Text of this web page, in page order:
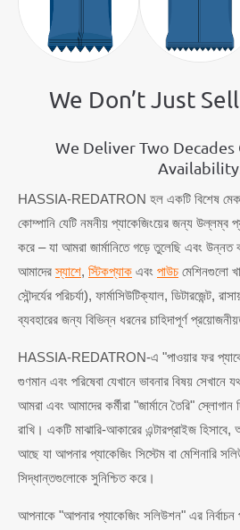
We Don’t Just
We Deliver Two
Availability.
HASSIA-REDATRON হল একটি বিশেষ
কোম্পানি যেটি নমনীয় প্যাকেজিংয়ের জন্য উল্লম্ব
করে – যা আমরা জার্মানিতে গড়ে তুলেছি এবং উন্নত
আমাদেরস্যাশে, স্টিকপ্যাক এবং পাউচ মেশিনগুলো
সৌন্দর্যের পরিচর্যা), ফার্মাসিউটিক্যাল, ডিটারজেন্ট,
ব্যবহারের জন্য বিভিন্ন ধরনের চাহিদাপূর্ণ
HASSIA-REDATRON-এ "পাওয়ার ফর
গুণমান এবং পরিষেবা যেখানে ভাবনার বিষয় সেখানে
আমরা এবং আমাদের কর্মীরা "জার্মানে তৈরি"
রাখি। একটি মাঝারি-আকারের এন্টারপ্রাইজ
আছে যা আপনার প্যাকেজিং সিস্টেম বা মেশিনারি
সিদ্ধান্তগুলোকে সুনিশ্চিত করে।
আপনাকে "আপনার প্যাকেজিং সলিউশন" এর